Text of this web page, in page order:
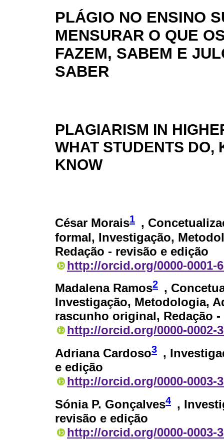
PLÁGIO NO ENSINO
MENSURAR O QUE
FAZEM, SABEM E
SABER
PLAGIARISM IN
WHAT STUDENTS DO,
KNOW
César Morais1 ,
formal, Investigação,
Redação - revisão e edição
http://orcid.org/0000-0001-
Madalena Ramos2 ,
Investigação, Metodologia,
rascunho original, Redação
http://orcid.org/0000-0002-
Adriana Cardoso3 ,
e edição
http://orcid.org/0000-0003-
Sónia P. Gonçalves4 ,
revisão e edição
http://orcid.org/0000-0003-